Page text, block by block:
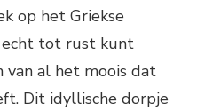
op het Griekse
echt tot rust kunt
van al het moois dat
Dit idyllische dorpje